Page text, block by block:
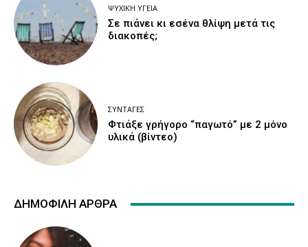
ΨΥΧΙΚΉ ΥΓΕΊΑ
Σε πιάνει κι εσένα θλίψη μετά τις
διακοπές;
ΣΥΝΤΑΓΈΣ
Φτιάξε γρήγορο “παγωτό” με 2 μόνο
υλικά (βίντεο)
ΔΗΜΟΦΙΛΉ ΆΡΘΡΑ